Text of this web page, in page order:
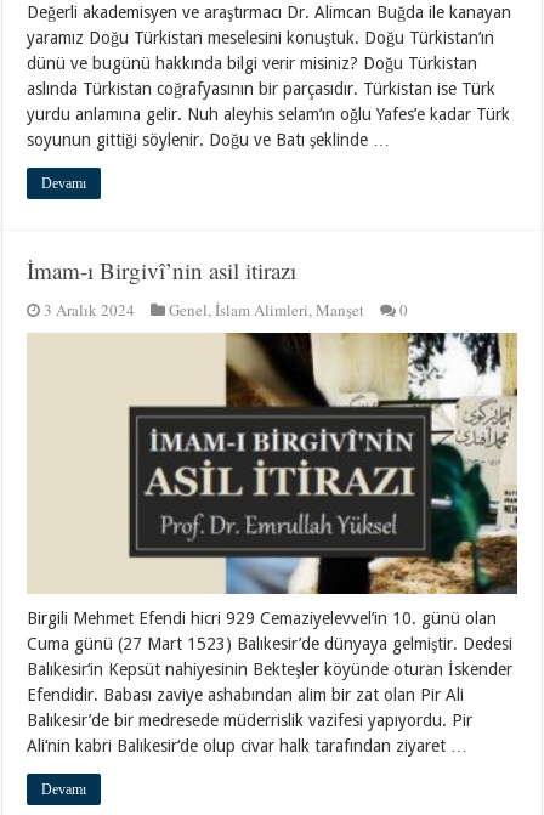
Değerli akademisyen ve araştırmacı Dr. Alimcan Buğda ile kanayan
yaramız Doğu Türkistan meselesini konuştuk. Doğu Türkistan’ın
dünü ve bugünü hakkında bilgi verir misiniz? Doğu Türkistan
aslında Türkistan coğrafyasının bir parçasıdır. Türkistan ise Türk
yurdu anlamına gelir. Nuh aleyhis selam’ın oğlu Yafes’e kadar Türk
soyunun gittiği söylenir. Doğu ve Batı şeklinde …
Devamı
İmam-ı Birgivî’nin asil itirazı
3 Aralık 2024 Genel,İslam Alimleri,Manşet 0
Birgili Mehmet Efendi hicri 929 Cemaziyelevvel’in 10. günü olan
Cuma günü (27 Mart 1523) Balıkesir’de dünyaya gelmiştir. Dedesi
Balıkesir‘in Kepsüt nahiyesinin Bekteşler köyünde oturan İskender
Efendidir. Babası zaviye ashabından alim bir zat olan Pir Ali
Balıkesir’de bir medresede müderrislik vazifesi yapıyordu. Pir
Ali‘nin kabri Balıkesir‘de olup civar halk tarafından ziyaret …
Devamı